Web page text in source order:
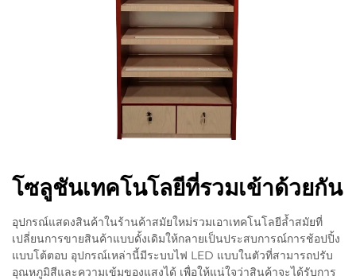
โซลูชันเทคโนโลยีที่รวมเข้าด้วยกัน
อุปกรณ์แสดงสินค้าในร้านค้าสมัยใหม่รวมเอาเทคโนโลยีล้ำสมัยที่
เปลี่ยนการขายสินค้าแบบดั้งเดิมให้กลายเป็นประสบการณ์การช้อปปิ้ง
แบบโต้ตอบ อุปกรณ์เหล่านี้มีระบบไฟ LED แบบในตัวที่สามารถปรับ
อุณหภูมิสีและความเข้มของแสงได้ เพื่อให้แน่ใจว่าสินค้าจะได้รับการ